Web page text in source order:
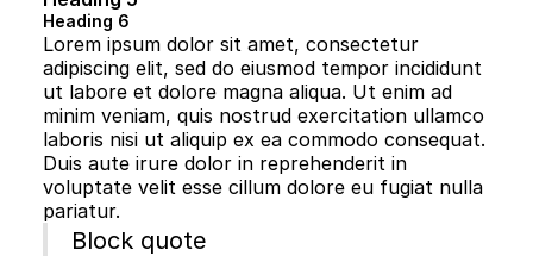
Heading 6
Lorem ipsum dolor sit amet, consectetur
adipiscing elit, sed do eiusmod tempor incididunt
ut labore et dolore magna aliqua. Ut enim ad
minim veniam, quis nostrud exercitation ullamco
laboris nisi ut aliquip ex ea commodo consequat.
Duis aute irure dolor in reprehenderit in
voluptate velit esse cillum dolore eu fugiat nulla
pariatur.
Block quote